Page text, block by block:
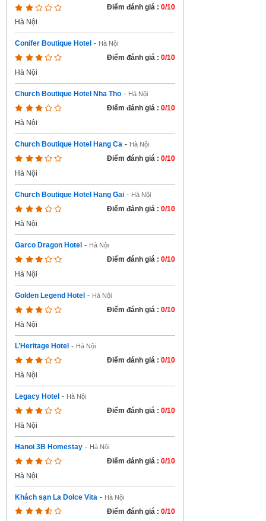
Điểm đánh giá : 0/10
Hà Nội
Conifer Boutique Hotel - Hà Nội
Điểm đánh giá : 0/10
Hà Nội
Church Boutique Hotel Nha Tho - Hà Nội
Điểm đánh giá : 0/10
Hà Nội
Church Boutique Hotel Hang Ca - Hà Nội
Điểm đánh giá : 0/10
Hà Nội
Church Boutique Hotel Hang Gai - Hà Nội
Điểm đánh giá : 0/10
Hà Nội
Garco Dragon Hotel - Hà Nội
Điểm đánh giá : 0/10
Hà Nội
Golden Legend Hotel - Hà Nội
Điểm đánh giá : 0/10
Hà Nội
L’Heritage Hotel - Hà Nội
Điểm đánh giá : 0/10
Hà Nội
Legacy Hotel - Hà Nội
Điểm đánh giá : 0/10
Hà Nội
Hanoi 3B Homestay - Hà Nội
Điểm đánh giá : 0/10
Hà Nội
Khách sạn La Dolce Vita - Hà Nội
Điểm đánh giá : 0/10